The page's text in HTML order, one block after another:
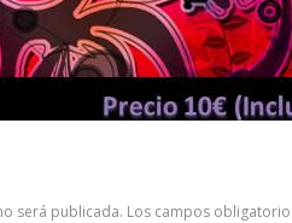
será publicada. Los campos